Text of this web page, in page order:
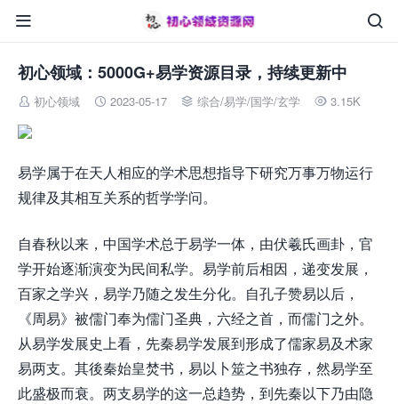


初心领域：5000G+易学资源目录，持续更新中
 初心领域  2023-05-17  综合/易学/国学/玄学  3.15K
易学属于在天人相应的学术思想指导下研究万事万物运行
规律及其相互关系的哲学学问。
自春秋以来，中国学术总于易学一体，由伏羲氏画卦，官
学开始逐渐演变为民间私学。易学前后相因，递变发展，
百家之学兴，易学乃随之发生分化。自孔子赞易以后，
《周易》被儒门奉为儒门圣典，六经之首，而儒门之外。
从易学发展史上看，先秦易学发展到形成了儒家易及术家
易两支。其後秦始皇焚书，易以卜筮之书独存，然易学至
此盛极而衰。两支易学的这一总趋势，到先秦以下乃由隐